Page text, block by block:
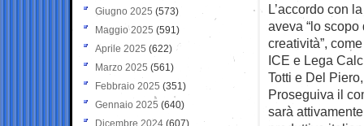
L’accordo con
aveva “lo
creatività”,
ICE e Lega
Totti e Del
Proseguiva il
sarà
Giugno 2025 (573)
Maggio 2025 (591)
Aprile 2025 (622)
Marzo 2025 (561)
Febbraio 2025 (351)
Gennaio 2025 (640)
Dicembre 2024 (607)